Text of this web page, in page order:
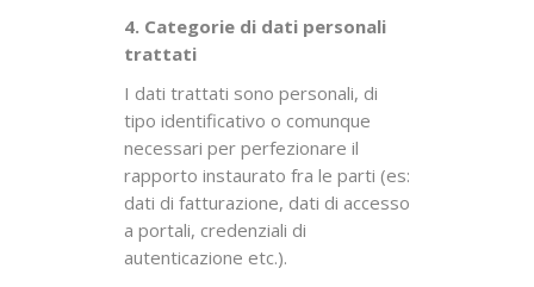
4. Categorie di dati personali
trattati
I dati trattati sono personali, di
tipo identificativo o comunque
necessari per perfezionare il
rapporto instaurato fra le parti (es:
dati di fatturazione, dati di accesso
a portali, credenziali di
autenticazione etc.).